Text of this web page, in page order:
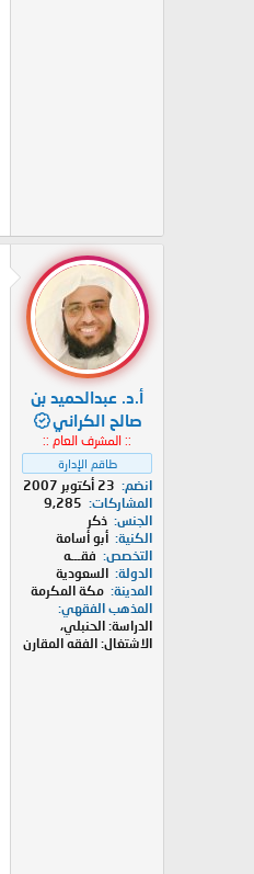
أ.د. عبدالحميد بن
صالح الكراني
:: المشرف العام ::
طاقم الإدارة
انضم
23 أكتوبر 2007
المشاركات
9,285
الجنس ذكر
الكنية أبو أسامة
التخصص
فقـــه
الدولة السعودية
المدينة مكة المكرمة
المذهب الفقهي
الدراسة: الحنبلي،
الاشتغال: الفقه المقارن